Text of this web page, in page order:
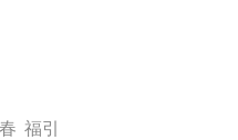
福引